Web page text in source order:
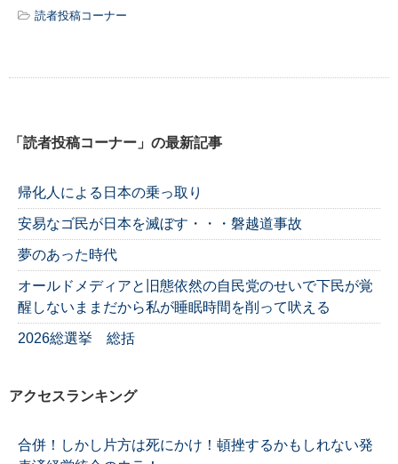
読者投稿コーナー
「読者投稿コーナー」の最新記事
帰化人による日本の乗っ取り
安易なゴ民が日本を滅ぼす・・・磐越道事故
夢のあった時代
オールドメディアと旧態依然の自民党のせいで下民が覚
醒しないままだから私が睡眠時間を削って吠える
2026総選挙 総括
アクセスランキング
合併！しかし片方は死にかけ！頓挫するかもしれない発